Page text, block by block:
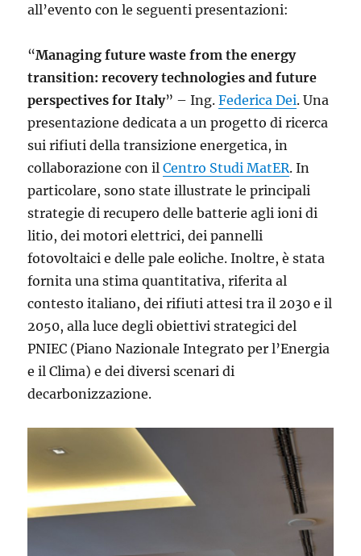
all’evento con le seguenti presentazioni:
“Managing future waste from the energy
transition: recovery technologies and future
perspectives for Italy” – Ing.Federica Dei. Una
presentazione dedicata a un progetto di ricerca
sui rifiuti della transizione energetica, in
collaborazione con ilCentro Studi MatER. In
particolare, sono state illustrate le principali
strategie di recupero delle batterie agli ioni di
litio, dei motori elettrici, dei pannelli
fotovoltaici e delle pale eoliche. Inoltre, è stata
fornita una stima quantitativa, riferita al
contesto italiano, dei rifiuti attesi tra il 2030 e il
2050, alla luce degli obiettivi strategici del
PNIEC (Piano Nazionale Integrato per l’Energia
e il Clima) e dei diversi scenari di
decarbonizzazione.